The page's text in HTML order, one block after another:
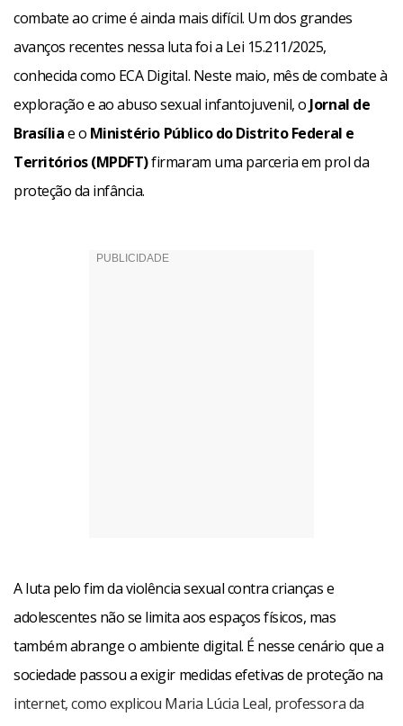
combate ao crime é ainda mais difícil. Um dos grandes
avanços recentes nessa luta foi a Lei 15.211/2025,
conhecida como ECA Digital. Neste maio, mês de combate à
exploração e ao abuso sexual infantojuvenil, o Jornal de
Brasíliae o Ministério Público do Distrito Federal e
Territórios (MPDFT)firmaram uma parceria em prol da
proteção da infância.
A luta pelo fim da violência sexual contra crianças e
adolescentes não se limita aos espaços físicos, mas
também abrange o ambiente digital. É nesse cenário que a
sociedade passou a exigir medidas efetivas de proteção na
internet, como explicou Maria Lúcia Leal, professora da